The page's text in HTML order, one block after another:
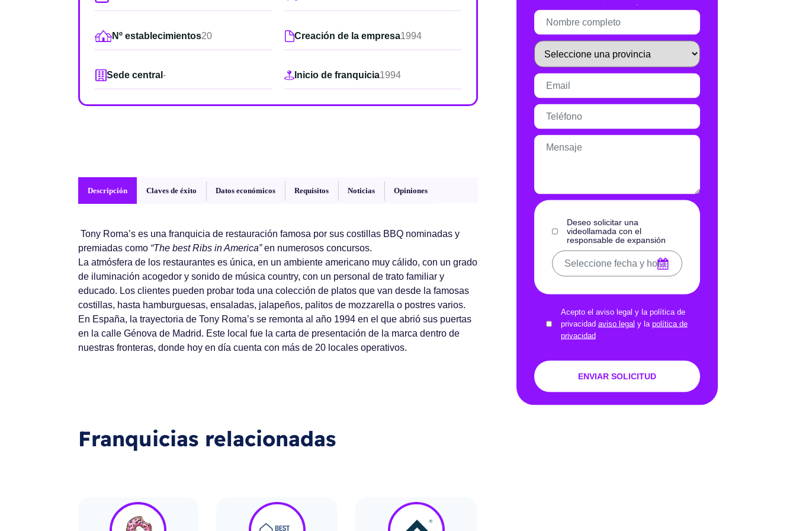
Madrid 2026 2 -
Infórmate
Nº establecimientos20 Creación de la empresa1994
Sede central - Inicio de franquicia1994
Descripción Claves de éxito Datos económicos Requisitos Noticias Opiniones
Tony Roma’s es una franquicia de restauración famosa por sus costillas BBQ nominadas y
premiadas como “The best Ribs in America”en numerosos concursos.
La atmósfera de los restaurantes es única, en un ambiente americano muy cálido, con un grado
de iluminación acogedor y sonido de música country, con un personal de trato familiar y
educado. Los clientes pueden probar toda una colección de platos que van desde la famosas
costillas, hasta hamburguesas, ensaladas, jalapeños, palitos de mozzarella o postres varios.
En España, la trayectoria de Tony Roma’s se remonta al año 1994 en el que abrió sus puertas
en la calle Génova de Madrid. Este local fue la carta de presentación de la marca dentro de
nuestras fronteras, donde hoy en día cuenta con más de 20 locales operativos.
Franquicias relacionadas
Deseo solicitar una
videollamada con el
responsable de expansión
Acepto el aviso legal y la política de
privacidad aviso legal y la política de
privacidad